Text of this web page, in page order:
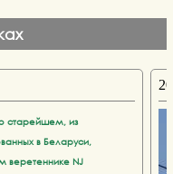
старейшем, из
в Беларуси,
веретеннике NJ